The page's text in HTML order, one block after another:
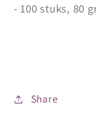
- 100 stuks, 80
Share